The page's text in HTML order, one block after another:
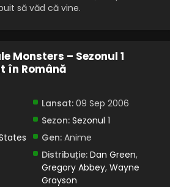
luminii și al umbrei - 9 April, 2025
furtunii - 9 April, 2025
Capsule Monsters – Sezonul 1
fricii - 9 April, 2025
să văd că vine.
Monsters – Sezonul 1
în Română
Lansat: 09 Sep 2006
Sezon: Sezonul 1
Gen: Anime
Distribuție: Dan Green,
Gregory Abbey, Wayne
Grayson